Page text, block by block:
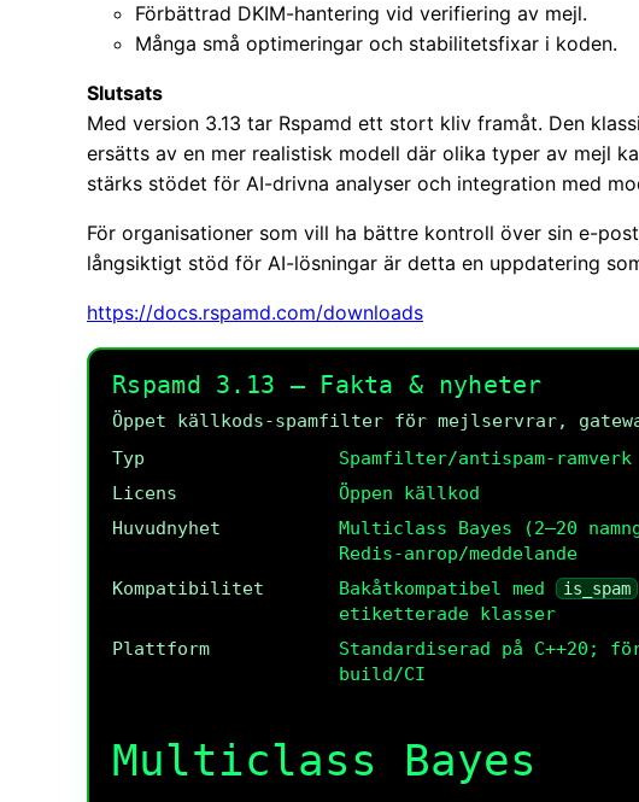
Förbättrad DKIM-hantering vid verifiering av mejl.
Många små optimeringar och stabilitetsfixar i koden.
Slutsats
Med version 3.13 tar Rspamd ett stort kliv framåt. Den
ersätts av en mer realistisk modell där olika typer av mejl
stärks stödet för AI-drivna analyser och integration med
För organisationer som vill ha bättre kontroll över sin e-
långsiktigt stöd för AI-lösningar är detta en uppdatering
https://docs.rspamd.com/downloads
Rspamd 3.13 — Fakta & nyheter
Öppet källkods-spamfilter för mejlservrar,
Typ
Spamfilter/antispam-ramverk
Licens
Öppen källkod
Huvudnyhet
Multiclass Bayes (2–20
Redis-anrop/meddelande
Kompatibilitet
Bakåtkompatibel med is_spam
etiketterade klasser
Plattform
Standardiserad på C++20;
build/CI
Multiclass Bayes